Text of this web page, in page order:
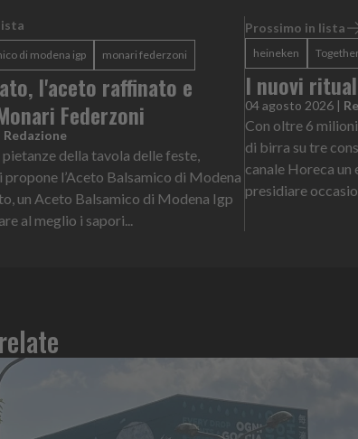
di modena igp monari federzoni
l'aceto raffinato e
Federzoni
Redazione
della tavola delle feste,
l’Aceto Balsamico di Modena
un Aceto Balsamico di Modena Igp
al meglio i sapori...
Prossimo in lista
heineken
I nuovi
04 agosto 2026 |
Con oltre 6
di birra su tre
canale Horeca
presidiare